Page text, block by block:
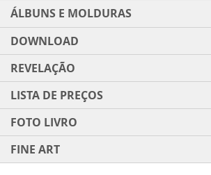
ÁLBUNS E MOLDURAS
DOWNLOAD
REVELAÇÃO
LISTA DE PREÇOS
FOTO LIVRO
FINE ART